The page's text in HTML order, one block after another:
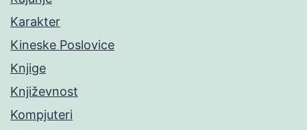
Karakter
Kineske Poslovice
Knjige
Književnost
Kompjuteri